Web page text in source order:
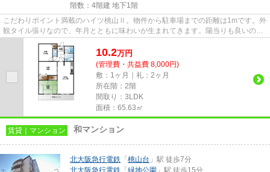
階数：4階建 地下1階
こだわりポイント満載のハイツ桃山Ⅱ。物件から駐車場までの距離は1mです。外
観タイル張りなので、年月とともに味わいが生まれてきます。陽当りも良いの
で、清々しい朝を迎えることので...
10.2万円
(管理費・共益費 8,000円)
敷：1ヶ月｜礼：2ヶ月
所在階：2階
間取り：3LDK
面積：65.63㎡
賃貸｜マンション 和マンション
北大阪急行電鉄 「 桃山台 」駅 徒歩7分
北大阪急行電鉄 「 緑地公園 」駅 徒歩15分